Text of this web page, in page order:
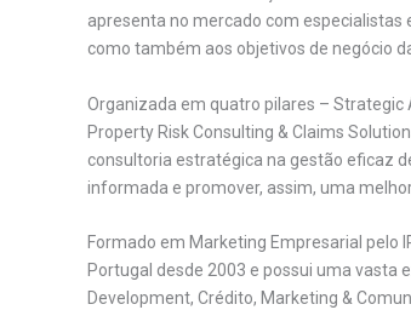
apresenta no mercado com especialistas
como também aos objetivos de negócio
Organizada em quatro pilares – Strategic
Property Risk Consulting & Claims
consultoria estratégica na gestão eficaz
informada e promover, assim, uma
Formado em Marketing Empresarial pelo
Portugal desde 2003 e possui uma vasta
Development, Crédito, Marketing &